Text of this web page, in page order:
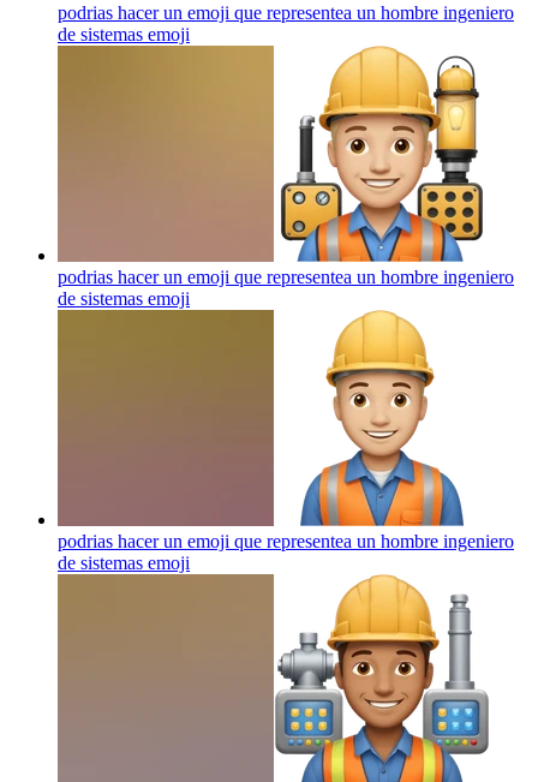
podrias hacer un emoji que representea un hombre ingeniero
de sistemas emoji
podrias hacer un emoji que representea un hombre ingeniero
de sistemas emoji
podrias hacer un emoji que representea un hombre ingeniero
de sistemas emoji